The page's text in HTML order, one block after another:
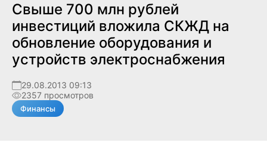
Свыше 700 млн рублей
инвестиций вложила СКЖД на
обновление оборудования и
устройств электроснабжения
29.08.2013 09:13
2357 просмотров
Финансы